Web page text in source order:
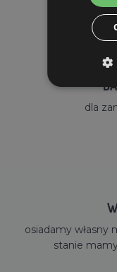
dla
osiadamy własny
stanie